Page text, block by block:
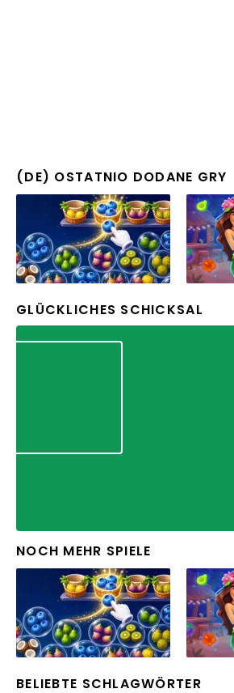
(DE) OSTATNIO DODANE GRY
GLÜCKLICHES SCHICKSAL
NOCH MEHR SPIELE
BELIEBTE SCHLAGWÖRTER